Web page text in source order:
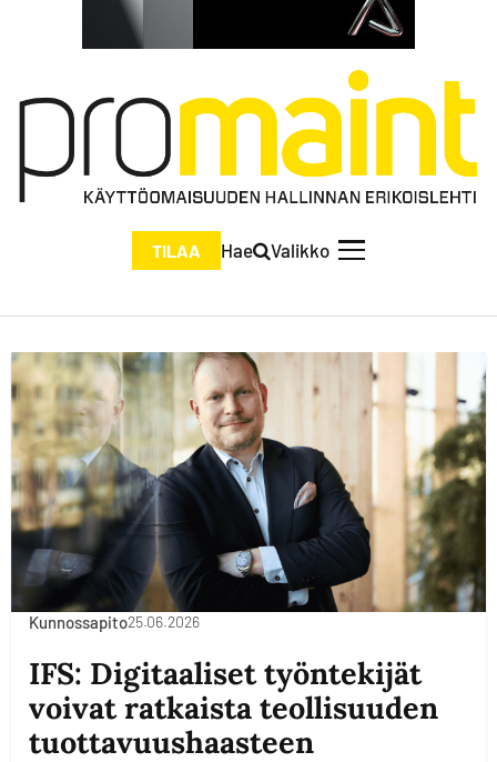
TILAA Hae Valikko
Kunnossapito25.06.2026
IFS: Digitaaliset työntekijät
voivat ratkaista teollisuuden
tuottavuushaasteen